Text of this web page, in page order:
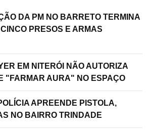
DA PM NO BARRETO TERMINA
PRESOS E ARMAS
EM NITERÓI NÃO AUTORIZA
"FARMAR AURA" NO ESPAÇO
APREENDE PISTOLA,
NO BAIRRO TRINDADE